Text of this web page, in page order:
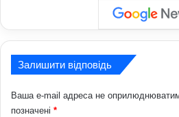
Залишити відповідь
Ваша e-mail адреса не
позначені *